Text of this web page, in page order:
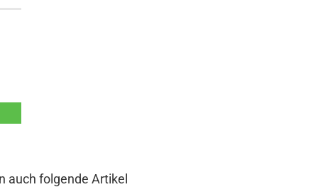
auch folgende Artikel